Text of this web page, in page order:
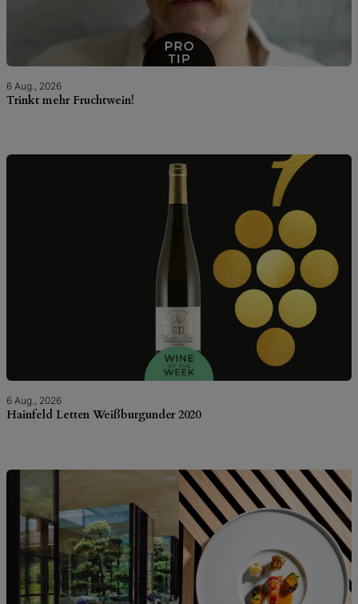
6 Aug., 2026
Trinkt mehr Fruchtwein!
6 Aug., 2026
Hainfeld Letten Weißburgunder 2020